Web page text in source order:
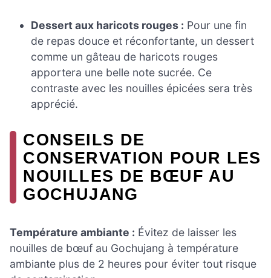
Dessert aux haricots rouges : Pour une fin
de repas douce et réconfortante, un dessert
comme un gâteau de haricots rouges
apportera une belle note sucrée. Ce
contraste avec les nouilles épicées sera très
apprécié.
CONSEILS DE
CONSERVATION POUR LES
NOUILLES DE BŒUF AU
GOCHUJANG
Température ambiante : Évitez de laisser les
nouilles de bœuf au Gochujang à température
ambiante plus de 2 heures pour éviter tout risque